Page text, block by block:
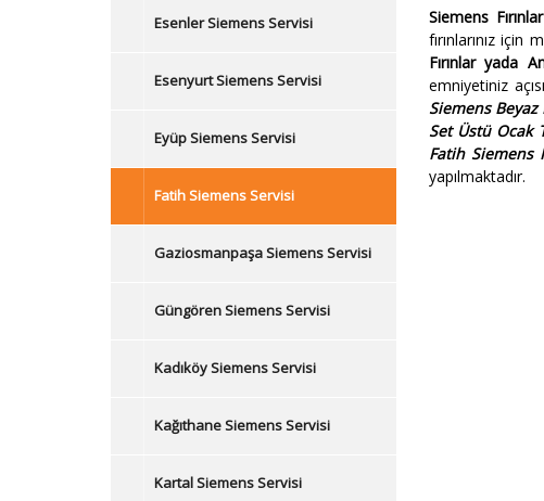
Esenler Siemens Servisi
Esenyurt Siemens Servisi
Eyüp Siemens Servisi
Fatih Siemens Servisi
Gaziosmanpaşa Siemens Servisi
Güngören Siemens Servisi
Kadıköy Siemens Servisi
Kağıthane Siemens Servisi
Kartal Siemens Servisi
Siemens
fırınlarınız
Fırınlar yada
emniyetiniz
Siemens
Set Üstü Ocak
Fatih Siemens
yapılmaktadır.